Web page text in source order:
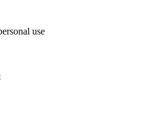
use